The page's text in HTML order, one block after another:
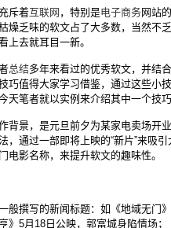
斥着互联网 ，特别是电子商务网站
燥乏味的软文占了大多数，当然不乏
上去就耳目一新。
总结多年来看过的优秀软文，并结
巧值得大家学习借鉴，通过这些小
天笔者就以实例来介绍其中一个技
背景，是元旦前夕为某家电卖场开
，通过一部即将上映的“新片”来吸
电影名称，来提升软文的趣味性。
般撰写的新闻标题：如《地域无门
》5月18日公映，郭富城身陷情场